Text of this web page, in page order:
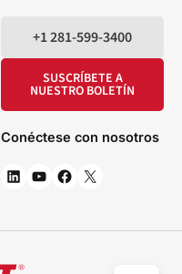
+1 281-599-3400
SUSCRÍBETE A
NUESTRO BOLETÍN
Conéctese con nosotros